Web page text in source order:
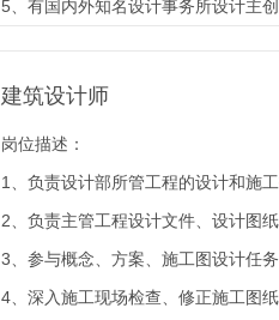
5、有国内外知名设计事务所设计主
建筑设计师
岗位描述：
1、负责设计部所管工程的设计和施
2、负责主管工程设计文件、设计图
3、参与概念、方案、施工图设计任
4、深入施工现场检查、修正施工图